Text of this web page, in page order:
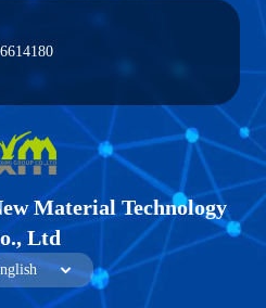
Material Technology
Ltd